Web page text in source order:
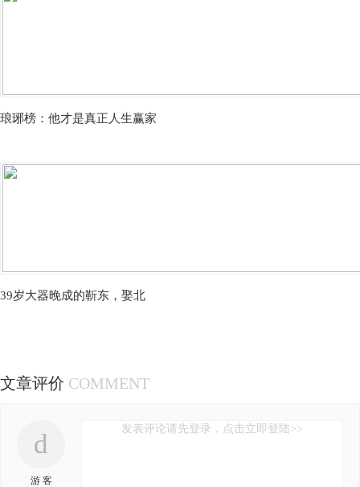
琅琊榜：他才是真正人生赢家
39岁大器晚成的靳东，娶北
文章评价 COMMENT
d
游 客
发表评论请先登录，点击立即登陆>>